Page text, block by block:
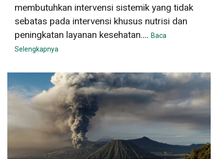
membutuhkan intervensi sistemik yang tidak
sebatas pada intervensi khusus nutrisi dan
peningkatan layanan kesehatan.... Baca
Selengkapnya